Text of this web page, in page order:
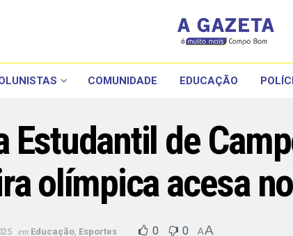
COMUNIDADE EDUCAÇÃO
Estudantil de
olímpica acesa
em Educação, Esportes 0 0 AA